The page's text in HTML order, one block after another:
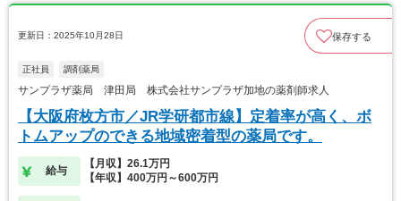
更新日：2025年10月28日 保存する
正社員 調剤薬局
サンプラザ薬局 津田局 株式会社サンプラザ加地の薬剤師求人
【大阪府枚方市／JR学研都市線】定着率が高く、ボ
トムアップのできる地域密着型の薬局です。
給与
【月収】26.1万円
【年収】400万円～600万円